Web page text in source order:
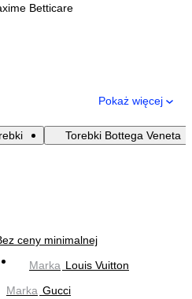
Betticare
Pokaż więcej
Torebki Bottega Veneta
ceny minimalnej
Marka Louis Vuitton
Marka Gucci